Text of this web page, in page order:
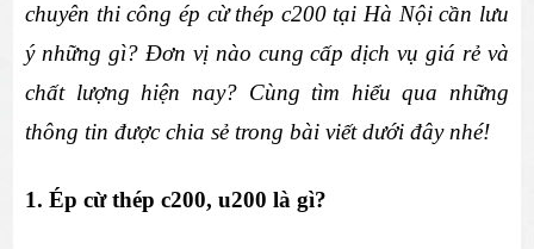
chuyên thi công ép cừ thép c200 tại Hà Nội cần lưu
ý những gì? Đơn vị nào cung cấp dịch vụ giá rẻ và
chất lượng hiện nay? Cùng tìm hiểu qua những
thông tin được chia sẻ trong bài viết dưới đây nhé!
1. Ép cừ thép c200, u200 là gì?